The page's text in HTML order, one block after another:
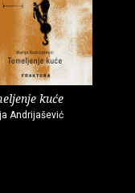
kuće
Andrijašević